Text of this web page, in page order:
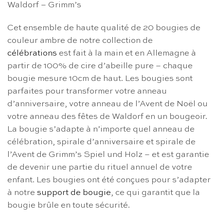
Waldorf – Grimm’s
Cet ensemble de haute qualité de 20 bougies de
couleur ambre de notre collection de
célébrations est fait à la main et en Allemagne à
partir de 100% de cire d’abeille pure – chaque
bougie mesure 10cm de haut. Les bougies sont
parfaites pour transformer votre anneau
d’anniversaire, votre anneau de l’Avent de Noël ou
votre anneau des fêtes de Waldorf en un bougeoir.
La bougie s’adapte à n’importe quel anneau de
célébration, spirale d’anniversaire et spirale de
l’Avent de Grimm’s Spiel und Holz – et est garantie
de devenir une partie du rituel annuel de votre
enfant. Les bougies ont été conçues pour s’adapter
à notre support de bougie, ce qui garantit que la
bougie brûle en toute sécurité.